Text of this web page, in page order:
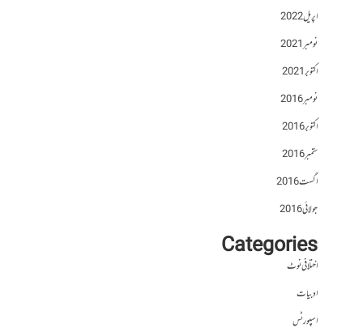
اپریل 2022
نومبر 2021
اکتوبر 2021
نومبر 2016
اکتوبر 2016
ستمبر 2016
اگست 2016
جولائی 2016
Categories
اختلافی نوٹ
ادبیات
اسپورٹس